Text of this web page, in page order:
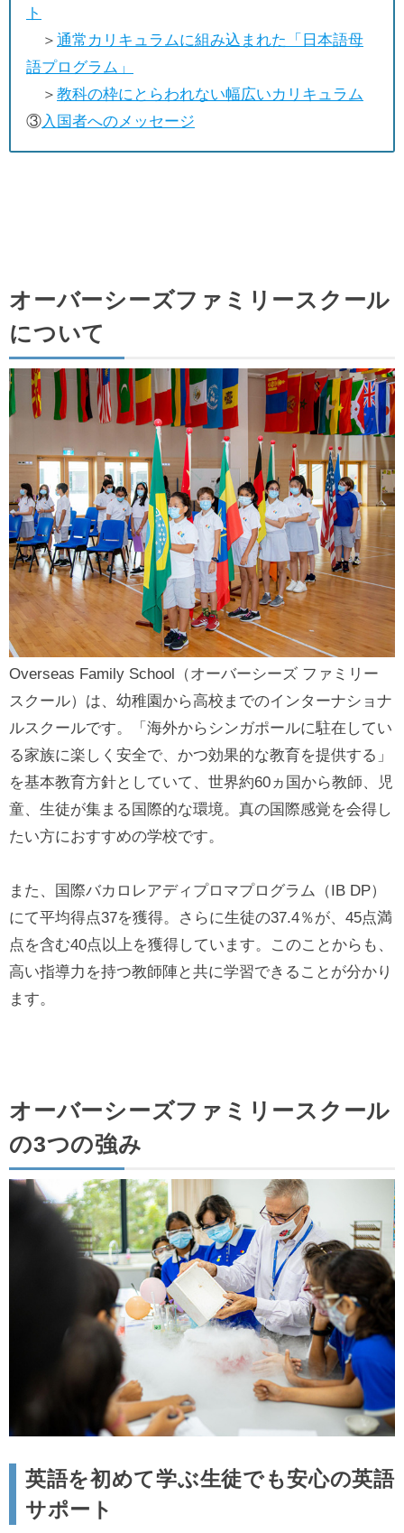
ト
＞ 通常カリキュラムに組み込まれた「日本語母
語プログラム」
＞ 教科の枠にとらわれない幅広いカリキュラム
③入国者へのメッセージ
オーバーシーズファミリースクール
について
Overseas Family School（オーバーシーズ ファミリー
スクール）は、幼稚園から高校までのインターナショナ
ルスクールです。「海外からシンガポールに駐在してい
る家族に楽しく安全で、かつ効果的な教育を提供する」
を基本教育方針としていて、世界約60ヵ国から教師、児
童、生徒が集まる国際的な環境。真の国際感覚を会得し
たい方におすすめの学校です。
また、国際バカロレアディプロマプログラム（IB DP）
にて平均得点37を獲得。さらに生徒の37.4％が、45点満
点を含む40点以上を獲得しています。このことからも、
高い指導力を持つ教師陣と共に学習できることが分かり
ます。
オーバーシーズファミリースクール
の3つの強み
英語を初めて学ぶ生徒でも安心の英語
サポート